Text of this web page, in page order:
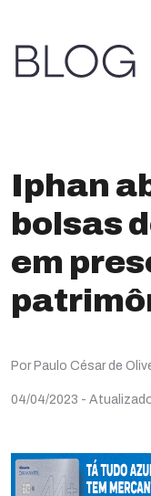
Iphan
bolsas
em
Por Paulo César de
04/04/2023 -